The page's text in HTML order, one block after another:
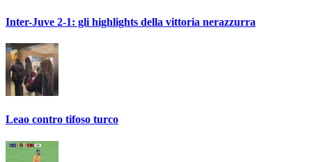
Inter-Juve 2-1: gli highlights della vittoria nerazzurra
Leao contro tifoso turco